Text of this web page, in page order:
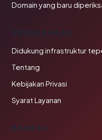
Domain yang baru
PERUSAHAAN
Didukung infrastruktur
Tentang
Kebijakan Privasi
Syarat Layanan
BAHASA